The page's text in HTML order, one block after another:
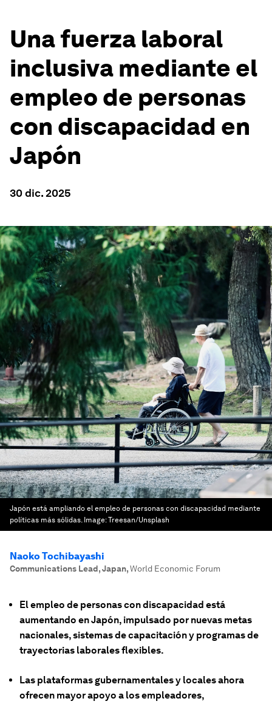
Una fuerza laboral
inclusiva mediante el
empleo de personas
con discapacidad en
Japón
30 dic. 2025
Japón está ampliando el empleo de personas con discapacidad mediante
políticas más sólidas. Image:Treesan/Unsplash
Naoko Tochibayashi
Communications Lead, Japan,World Economic Forum
El empleo de personas con discapacidad está
aumentando en Japón, impulsado por nuevas metas
nacionales, sistemas de capacitación y programas de
trayectorias laborales flexibles.
Las plataformas gubernamentales y locales ahora
ofrecen mayor apoyo a los empleadores,